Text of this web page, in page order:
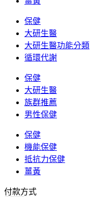
保健
大研生醫
大研生醫功能分類
循環代謝
保健
大研生醫
族群推薦
男性保健
保健
機能保健
抵抗力保健
薑黃
付款方式